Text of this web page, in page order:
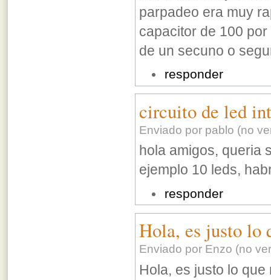
parpadeo era muy
capacitor de 100
de un secuno o
responder
circuito de led
Enviado por pablo (no
hola amigos, queria
ejemplo 10 leds,
responder
Hola, es justo lo
Enviado por Enzo (no
Hola, es justo lo